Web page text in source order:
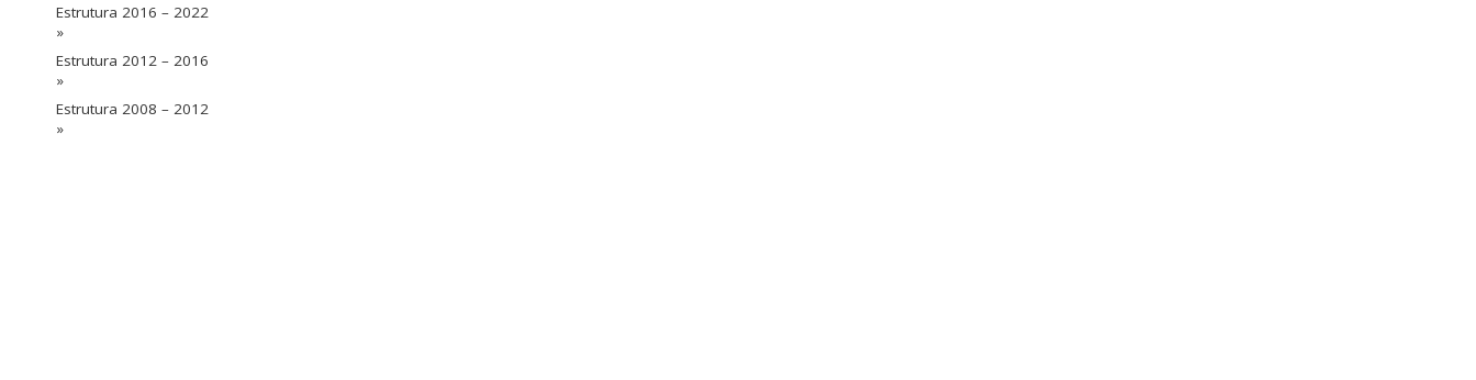
Estrutura 2016 – 2022
»
Estrutura 2012 – 2016
»
Estrutura 2008 – 2012
»